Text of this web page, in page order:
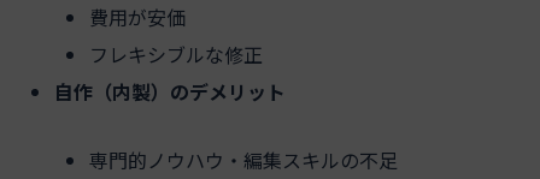
費用が安価
フレキシブルな修正
自作（内製）のデメリット
専門的ノウハウ・編集スキルの不足